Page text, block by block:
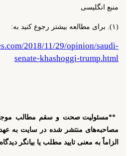
منبع انگلیسی
(۱). برای مطالعه بیشتر رجوع کنید به:
2018/11/29/opinion/saudi-
senate-khashoggi-trump.html
**مسئولیت صحت و سقم مطالب
مصاحبه‌های منتشر شده در سایت به عهده
الزاماً به معنی تایید مطلب یا بیانگر